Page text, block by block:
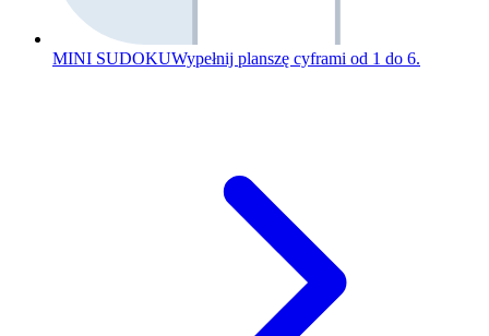
MINI SUDOKUWypełnij planszę cyframi od 1 do 6.